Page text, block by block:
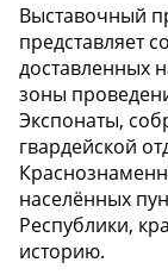
Выставочный
представляет
доставленных
зоны
Экспонаты,
гвардейской
населённых
Республики,
историю.